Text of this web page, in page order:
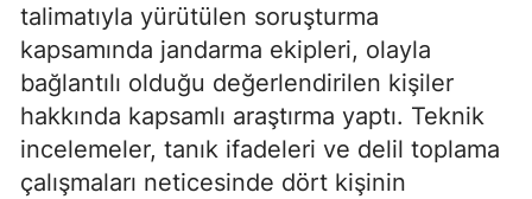
talimatıyla yürütülen soruşturma
kapsamında jandarma ekipleri, olayla
bağlantılı olduğu değerlendirilen kişiler
hakkında kapsamlı araştırma yaptı. Teknik
incelemeler, tanık ifadeleri ve delil toplama
çalışmaları neticesinde dört kişinin